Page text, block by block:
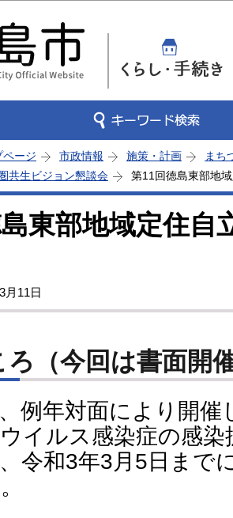
ページ 市政情報 施策・計画
まち
共生ビジョン懇談会
第11回徳島東部地
東部地域定住自
月11日
ろ（今回は書面開
例年対面により開
イルス感染症の感
令和3年3月5日まで